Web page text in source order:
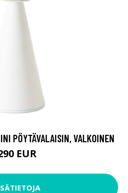
PÖYTÄVALAISIN, VALKOINEN
EUR